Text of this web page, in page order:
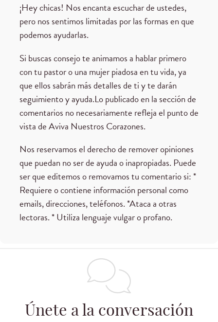
¡Hey chicas! Nos encanta escuchar de ustedes,
pero nos sentimos limitadas por las formas en que
podemos ayudarlas.
Si buscas consejo te animamos a hablar primero
con tu pastor o una mujer piadosa en tu vida, ya
que ellos sabrán más detalles de ti y te darán
seguimiento y ayuda.Lo publicado en la sección de
comentarios no necesariamente refleja el punto de
vista de Aviva Nuestros Corazones.
Nos reservamos el derecho de remover opiniones
que puedan no ser de ayuda o inapropiadas. Puede
ser que editemos o removamos tu comentario si: *
Requiere o contiene información personal como
emails, direcciones, teléfonos. *Ataca a otras
lectoras. * Utiliza lenguaje vulgar o profano.
Únete a la conversación